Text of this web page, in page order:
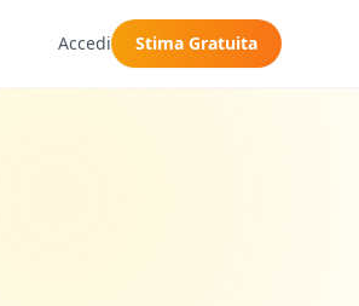
Accedi Stima Gratuita